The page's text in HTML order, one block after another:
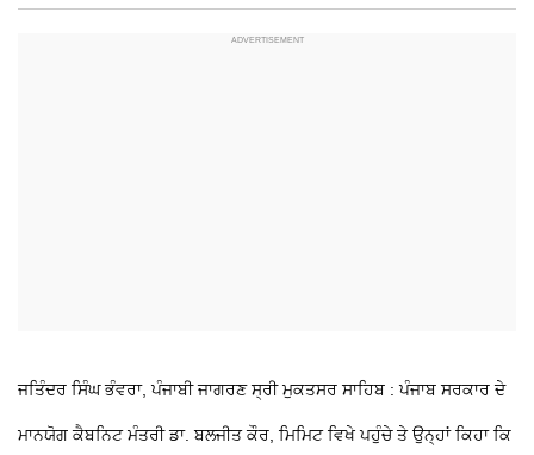
ਜਤਿੰਦਰ ਸਿੰਘ ਭੰਵਰਾ, ਪੰਜਾਬੀ ਜਾਗਰਣਸ੍ਰੀ ਮੁਕਤਸਰ ਸਾਹਿਬ : ਪੰਜਾਬ ਸਰਕਾਰ ਦੇ
ਮਾਨਯੋਗ ਕੈਬਨਿਟ ਮੰਤਰੀ ਡਾ. ਬਲਜੀਤ ਕੌਰ, ਮਿਮਿਟ ਵਿਖੇ ਪਹੁੰਚੇ ਤੇ ਉਨ੍ਹਾਂ ਕਿਹਾ ਕਿ